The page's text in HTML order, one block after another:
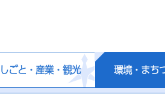
しごと・産業・観光 環境・まち